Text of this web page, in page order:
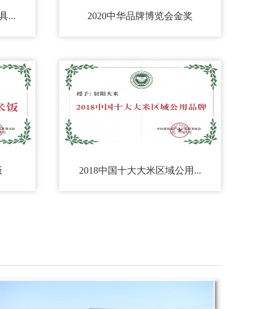
... 2020中华品牌博览会金奖
2018中国十大大米区域公用...